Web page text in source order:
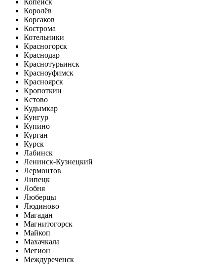
Королёв
Корсаков
Кострома
Котельники
Красногорск
Краснодар
Краснотурьинск
Красноуфимск
Красноярск
Кропоткин
Кстово
Кудымкар
Кунгур
Купино
Курган
Курск
Лабинск
Ленинск-Кузнецкий
Лермонтов
Липецк
Лобня
Люберцы
Людиново
Магадан
Магнитогорск
Майкоп
Махачкала
Мегион
Междуреченск